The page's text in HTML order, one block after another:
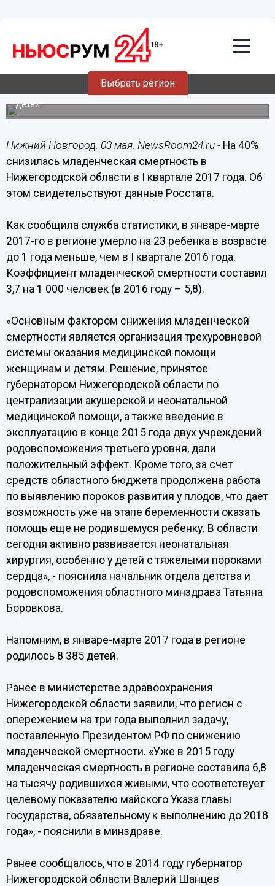
Выбрать регион
На 40% снизилась младенческая
смертность в Нижегородской области
в I квартале 2017 года
В январе-марте 2017 года в регионе родилось 8 385
детей.
Нижний Новгород. 03 мая. NewsRoom24.ru - На 40%
снизилась младенческая смертность в
Нижегородской области в I квартале 2017 года. Об
этом свидетельствуют данные Росстата.
Как сообщила служба статистики, в январе-марте
2017-го в регионе умерло на 23 ребенка в возрасте
до 1 года меньше, чем в I квартале 2016 года.
Коэффициент младенческой смертности составил
3,7 на 1 000 человек (в 2016 году – 5,8).
«Основным фактором снижения младенческой
смертности является организация трехуровневой
системы оказания медицинской помощи
женщинам и детям. Решение, принятое
губернатором Нижегородской области по
централизации акушерской и неонатальной
медицинской помощи, а также введение в
эксплуатацию в конце 2015 года двух учреждений
родовспоможения третьего уровня, дали
положительный эффект. Кроме того, за счет
средств областного бюджета продолжена работа
по выявлению пороков развития у плодов, что дает
возможность уже на этапе беременности оказать
помощь еще не родившемуся ребенку. В области
сегодня активно развивается неонатальная
хирургия, особенно у детей с тяжелыми пороками
сердца», - пояснила начальник отдела детства и
родовспоможения областного минздрава Татьяна
Боровкова.
Напомним, в январе-марте 2017 года в регионе
родилось 8 385 детей.
Ранее в министерстве здравоохранения
Нижегородской области заявили, что регион с
опережением на три года выполнил задачу,
поставленную Президентом РФ по снижению
младенческой смертности. «Уже в 2015 году
младенческая смертность в регионе составила 6,8
на тысячу родившихся живыми, что соответствует
целевому показателю майского Указа главы
государства, обязательному к выполнению до 2018
года», - пояснили в минздраве.
Ранее сообщалось, что в 2014 году губернатор
Нижегородской области Валерий Шанцев